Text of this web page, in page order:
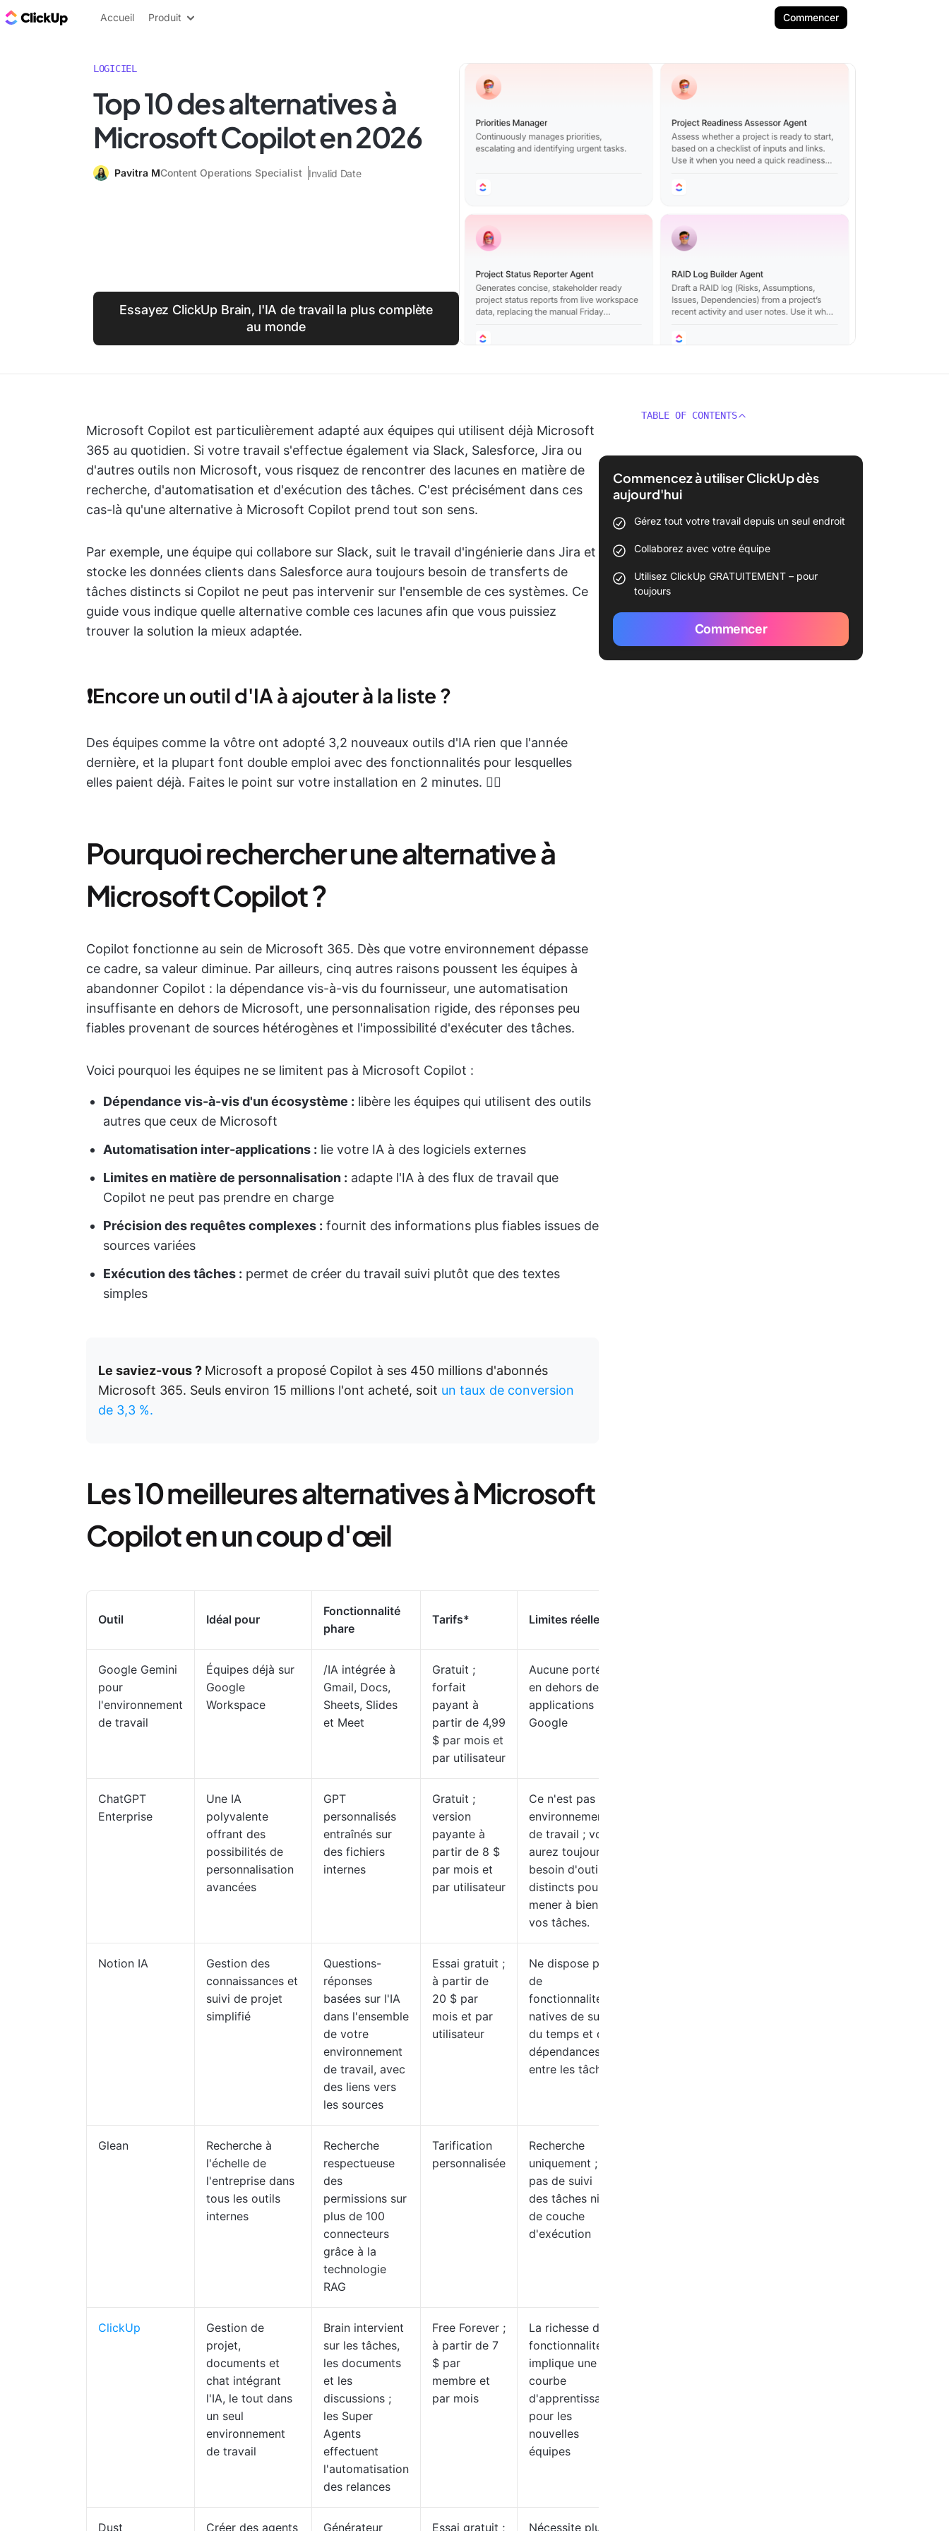
ClickUp Blog
Accueil Produit Commencer
LOGICIEL
Top 10 des alternatives à
Microsoft Copilot en 2026
Pavitra MContent Operations Specialist Invalid Date
Essayez ClickUp Brain, l'IA de travail la plus complète
au monde
Microsoft Copilot est particulièrement adapté aux équipes qui utilisent déjà Microsoft
365 au quotidien. Si votre travail s'effectue également via Slack, Salesforce, Jira ou
d'autres outils non Microsoft, vous risquez de rencontrer des lacunes en matière de
recherche, d'automatisation et d'exécution des tâches. C'est précisément dans ces
cas-là qu'une alternative à Microsoft Copilot prend tout son sens.
Par exemple, une équipe qui collabore sur Slack, suit le travail d'ingénierie dans Jira et
stocke les données clients dans Salesforce aura toujours besoin de transferts de
tâches distincts si Copilot ne peut pas intervenir sur l'ensemble de ces systèmes. Ce
guide vous indique quelle alternative comble ces lacunes afin que vous puissiez
trouver la solution la mieux adaptée.
❗️Encore un outil d'IA à ajouter à la liste ?
Des équipes comme la vôtre ont adopté 3,2 nouveaux outils d'IA rien que l'année
dernière, et la plupart font double emploi avec des fonctionnalités pour lesquelles
elles paient déjà. Faites le point sur votre installation en 2 minutes. 👇🏼
Pourquoi rechercher une alternative à
Microsoft Copilot ?
Copilot fonctionne au sein de Microsoft 365. Dès que votre environnement dépasse
ce cadre, sa valeur diminue. Par ailleurs, cinq autres raisons poussent les équipes à
abandonner Copilot : la dépendance vis-à-vis du fournisseur, une automatisation
insuffisante en dehors de Microsoft, une personnalisation rigide, des réponses peu
fiables provenant de sources hétérogènes et l'impossibilité d'exécuter des tâches.
Voici pourquoi les équipes ne se limitent pas à Microsoft Copilot :
Dépendance vis-à-vis d'un écosystème : libère les équipes qui utilisent des outils
autres que ceux de Microsoft
Automatisation inter-applications : lie votre IA à des logiciels externes
Limites en matière de personnalisation : adapte l'IA à des flux de travail que
Copilot ne peut pas prendre en charge
Précision des requêtes complexes : fournit des informations plus fiables issues de
sources variées
Exécution des tâches : permet de créer du travail suivi plutôt que des textes
simples
Le saviez-vous ? Microsoft a proposé Copilot à ses 450 millions d'abonnés
Microsoft 365. Seuls environ 15 millions l'ont acheté, soit un taux de conversion
de 3,3 %.
Les 10 meilleures alternatives à Microsoft
Copilot en un coup d'œil
Outil Idéal pour
Fonctionnalité
phare
Tarifs* Limites réelles
Google Gemini
pour
l'environnement
de travail
Équipes déjà sur
Google
Workspace
/IA intégrée à
Gmail, Docs,
Sheets, Slides
et Meet
Gratuit ;
forfait
payant à
partir de 4,99
$ par mois et
par utilisateur
Aucune portée
en dehors des
applications
Google
ChatGPT
Enterprise
Une IA
polyvalente
offrant des
possibilités de
personnalisation
avancées
GPT
personnalisés
entraînés sur
des fichiers
internes
Gratuit ;
version
payante à
partir de 8 $
par mois et
par utilisateur
Ce n'est pas un
environnement
de travail ; vous
aurez toujours
besoin d'outils
distincts pour
mener à bien
vos tâches.
Notion IA
Gestion des
connaissances et
suivi de projet
simplifié
Questions-
réponses
basées sur l'IA
dans l'ensemble
de votre
environnement
de travail, avec
des liens vers
les sources
Essai gratuit ;
à partir de
20 $ par
mois et par
utilisateur
Ne dispose pas
de
fonctionnalités
natives de suivi
du temps et de
dépendances
entre les tâches
Glean
Recherche à
l'échelle de
l'entreprise dans
tous les outils
internes
Recherche
respectueuse
des
permissions sur
plus de 100
connecteurs
grâce à la
technologie
RAG
Tarification
personnalisée
Recherche
uniquement ;
pas de suivi
des tâches ni
de couche
d'exécution
ClickUp
Gestion de
projet,
documents et
chat intégrant
l'IA, le tout dans
un seul
environnement
de travail
Brain intervient
sur les tâches,
les documents
et les
discussions ;
les Super
Agents
effectuent
l'automatisation
des relances
Free Forever ;
à partir de 7
$ par
membre et
par mois
La richesse des
fonctionnalités
implique une
courbe
d'apprentissage
pour les
nouvelles
équipes
Dust Créer des agents Générateur Essai gratuit ; Nécessite plus
TABLE OF CONTENTS
Commencez à utiliser ClickUp dès
aujourd'hui
Gérez tout votre travail depuis un seul endroit
Collaborez avec votre équipe
Utilisez ClickUp GRATUITEMENT – pour
toujours
Commencer